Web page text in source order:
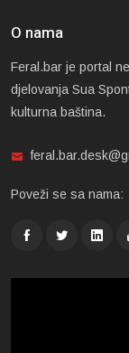
O nama
Feral.bar je portal
djelovanja Sua
kulturna baština.
Poveži se sa nama: